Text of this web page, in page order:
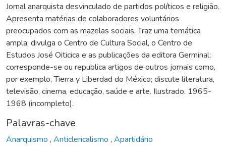
Jornal anarquista desvinculado de partidos políticos e religião.
Apresenta matérias de colaboradores voluntários
preocupados com as mazelas sociais. Traz uma temática
ampla: divulga o Centro de Cultura Social, o Centro de
Estudos José Oiticica e as publicações da editora Germinal;
corresponde-se ou republica artigos de outros jornais como,
por exemplo, Tierra y Liberdad do México; discute literatura,
televisão, cinema, educação, saúde e arte. Ilustrado. 1965-
1968 (incompleto).
Palavras-chave
Anarquismo , Anticlericalismo , Apartidário